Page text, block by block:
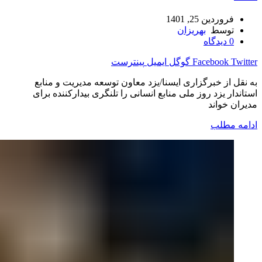
فروردین 25, 1401
توسط بهریزان
0 دیدگاه
Facebook Twitter گوگل ایمیل پینترست
به نقل از خبرگزاری ایسنا/یزد معاون توسعه مدیریت و منابع
استاندار یزد روز ملی منابع انسانی را تلنگری بیدارکننده برای
مدیران خواند
ادامه مطلب